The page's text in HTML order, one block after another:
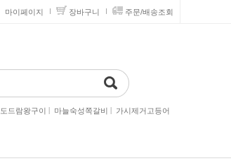
마이페이지 장바구니 주문/배송조회
도드람왕구이 | 마늘숙성쪽갈비 | 가시제거고등어